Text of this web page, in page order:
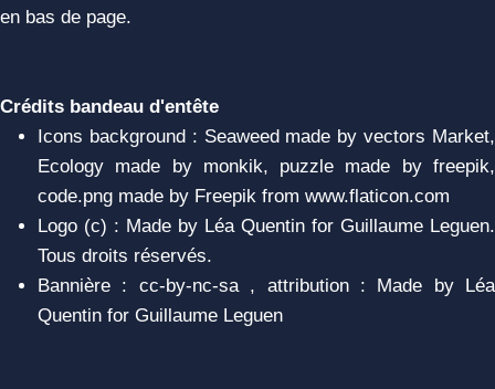
en bas de page.
Crédits bandeau d'entête
Icons background : Seaweed made by vectors Market,
Ecology made by monkik, puzzle made by freepik,
code.png made by Freepik from www.flaticon.com
Logo (c) : Made by Léa Quentin for Guillaume Leguen.
Tous droits réservés.
Bannière : cc-by-nc-sa , attribution : Made by Léa
Quentin for Guillaume Leguen